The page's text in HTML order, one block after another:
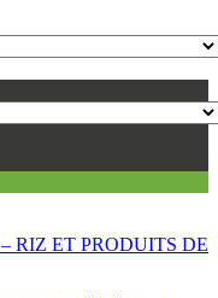
RIZ ET PRODUITS DE